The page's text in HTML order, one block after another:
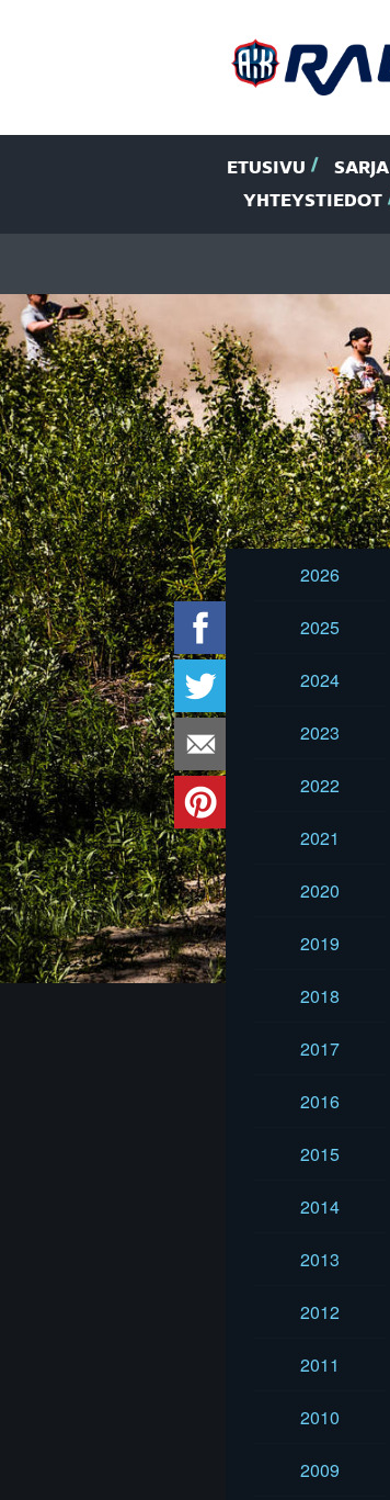
ETUSIVU SARJA
YHTEYSTIEDOT
2026
2025
2024
2023
2022
2021
2020
2019
2018
2017
2016
2015
2014
2013
2012
2011
2010
2009